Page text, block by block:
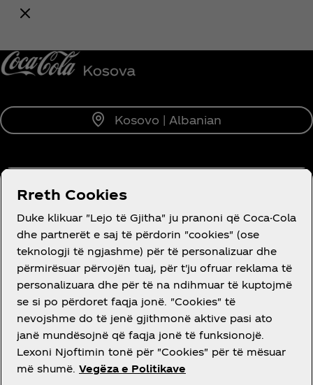
Kosovo | Albanian
RRETH NESH
DO NDIHMË?
LIGJORE
Rreth Cookies
Duke klikuar "Lejo të Gjitha" ju pranoni që Coca-Cola
dhe partnerët e saj të përdorin "cookies" (ose
teknologji të ngjashme) për të personalizuar dhe
përmirësuar përvojën tuaj, për t'ju ofruar reklama të
personalizuara dhe për të na ndihmuar të kuptojmë
se si po përdoret faqja jonë. "Cookies" të
nevojshme do të jenë gjithmonë aktive pasi ato
janë mundësojnë që faqja jonë të funksionojë.
Lexoni Njoftimin tonë për "Cookies" për të mësuar
më shumë. Vegëza e Politikave